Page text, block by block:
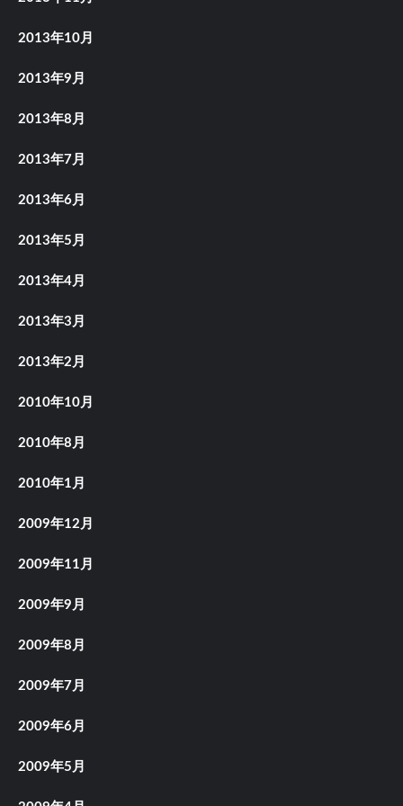
2013年10月
2013年9月
2013年8月
2013年7月
2013年6月
2013年5月
2013年4月
2013年3月
2013年2月
2010年10月
2010年8月
2010年1月
2009年12月
2009年11月
2009年9月
2009年8月
2009年7月
2009年6月
2009年5月